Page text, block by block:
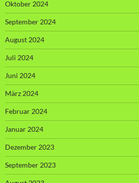
Oktober 2024
September 2024
August 2024
Juli 2024
Juni 2024
März 2024
Februar 2024
Januar 2024
Dezember 2023
September 2023